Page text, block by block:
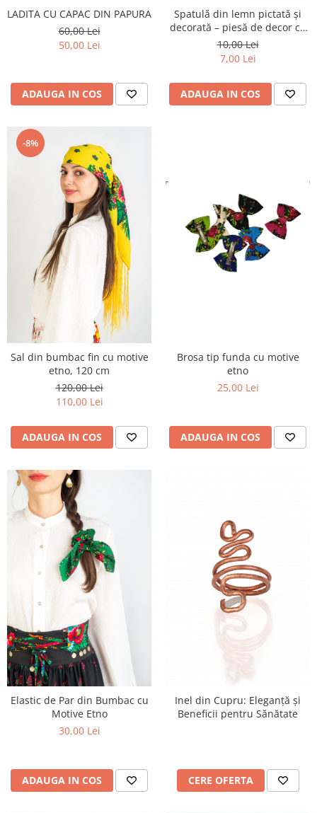
LADITA CU CAPAC DIN PAPURA
60,00 Lei
50,00 Lei
ADAUGA IN COS
Spatulă din lemn pictată și
decorată – piesă de decor cu
farmec tradițional
10,00 Lei
7,00 Lei
ADAUGA IN COS
-8%
Sal din bumbac fin cu motive
etno, 120 cm
120,00 Lei
110,00 Lei
ADAUGA IN COS
Brosa tip funda cu motive
etno
25,00 Lei
ADAUGA IN COS
Elastic de Par din Bumbac cu
Motive Etno
30,00 Lei
ADAUGA IN COS
Inel din Cupru: Eleganță și
Beneficii pentru Sănătate
CERE OFERTA